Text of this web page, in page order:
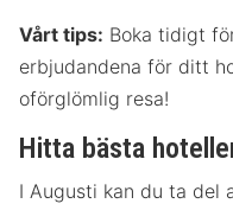
Vårt tips: Boka tidigt
erbjudandena för ditt
oförglömlig resa!
Hitta bästa
I Augusti kan du ta del